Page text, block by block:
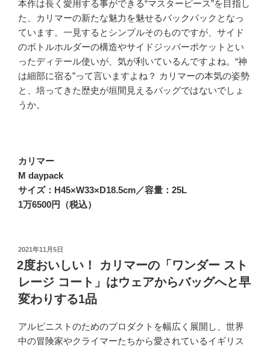
本作は長く愛用する事ができる“マスターピース”を目指し
た、カリマーの新たな魅力を魅せるバックパックとなっ
ています。一見するとシンプルそのものですが、サイド
のボトルホルダーの構造やサイドジッパーポケットとい
ったディテール使いが、気が利いているんですよね。“神
は細部に宿る”って言いますよね？ カリマーの本気の姿勢
と、培ってきた歴史が垣間見えるバッグではないでしょ
うか。
カリマー
M daypack
サイズ：H45×W33×D18.5cm／容量：25L
1万6500円（税込）
投
稿
日:
2021年11月5日
2度おいしい！ カリマーの「ワンダー スト
レージ コート」はウェアからバッグへと早
変わりする1品
アルピニストのためのプロダクトを幅広く展開し、世界
中の冒険家やクライマーたちから愛されているイギリス